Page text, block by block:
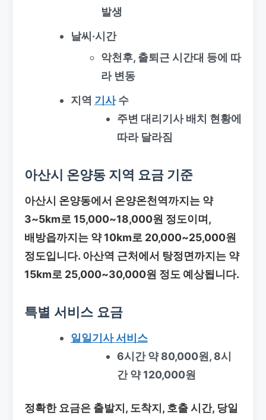
발생
날씨·시간
악천후, 출퇴근 시간대 등에 따
라 변동
지역 기사수
주변 대리기사 배치 현황에
따라 달라짐
아산시 온양동 지역 요금 기준
아산시 온양동에서 온양온천역까지는 약
3~5km로 15,000~18,000원 정도이며,
배방읍까지는 약 10km로 20,000~25,000원
정도입니다. 아산역 근처에서 탕정면까지는 약
15km로 25,000~30,000원 정도 예상됩니다.
특별 서비스 요금
일일기사 서비스
6시간 약 80,000원, 8시
간 약 120,000원
정확한 요금은 출발지, 도착지, 호출 시간, 당일